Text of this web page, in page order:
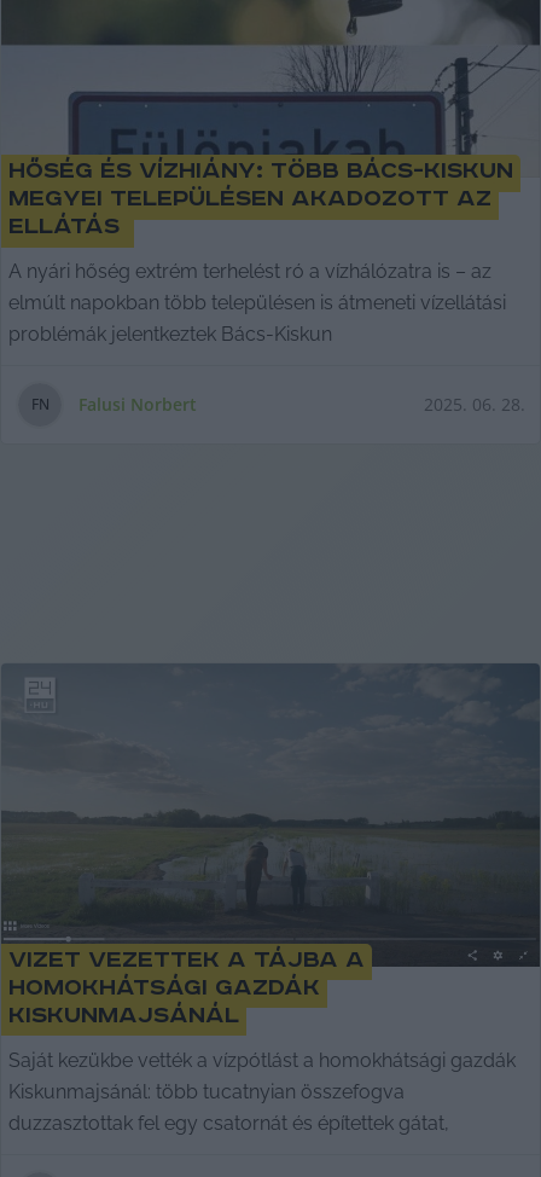
Hőség és vízhiány: több Bács-Kiskun
megyei településen akadozott az
ellátás
A nyári hőség extrém terhelést ró a vízhálózatra is – az
elmúlt napokban több településen is átmeneti vízellátási
problémák jelentkeztek Bács-Kiskun
FN Falusi Norbert 2025. 06. 28.
Vizet vezettek a tájba a
homokhátsági gazdák
Kiskunmajsánál
Saját kezükbe vették a vízpótlást a homokhátsági gazdák
Kiskunmajsánál: több tucatnyian összefogva
duzzasztottak fel egy csatornát és építettek gátat,